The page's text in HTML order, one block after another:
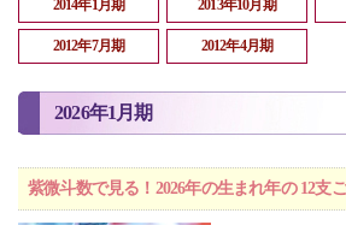
2014年1月期 2013年10月期
2012年7月期 2012年4月期
2026年1月期
紫微斗数で見る！2026年の生まれ年の 12支